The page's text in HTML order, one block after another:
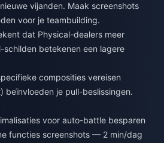
vijanden. Maak screenshots
voor je teambuilding.
dat Physical-dealers meer
betekenen een lagere
composities vereisen
beïnvloeden je pull-beslissingen.
voor auto-battle besparen
functies screenshots — 2 min/dag